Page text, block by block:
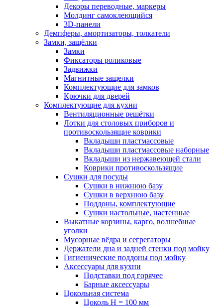
Декоры переводные, маркеры
Молдинг самоклеющийся
3D-панели
Демпферы, амортизаторы, толкатели
Замки, защёлки
Замки
Фиксаторы роликовые
Задвижки
Магнитные защелки
Комплектующие для замков
Крючки для дверей
Комплектующие для кухни
Вентиляционные решётки
Лотки для столовых приборов и
противоскользящие коврики
Вкладыши пластмассовые
Вкладыши пластмассовые наборные
Вкладыши из нержавеющей стали
Коврики противоскользящие
Сушки для посуды
Сушки в нижнюю базу
Сушки в верхнюю базу
Поддоны, комплектующие
Сушки настольные, настенные
Выкатные корзины, карго, волшебные
уголки
Мусорные вёдра и сегрегаторы
Держатели дна и задней стенки под мойку
Гигиенические поддоны под мойку
Аксессуары для кухни
Подставки под горячее
Барные аксессуары
Цокольная система
Цоколь H = 100 мм